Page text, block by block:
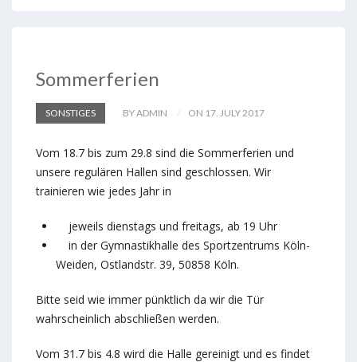
Sommerferien
SONSTIGES BY ADMIN ON 17. JULY 2017
Vom 18.7 bis zum 29.8 sind die Sommerferien und
unsere regulären Hallen sind geschlossen. Wir
trainieren wie jedes Jahr in
jeweils dienstags und freitags, ab 19 Uhr
in der Gymnastikhalle des Sportzentrums Köln-
Weiden, Ostlandstr. 39, 50858 Köln.
Bitte seid wie immer pünktlich da wir die Tür
wahrscheinlich abschließen werden.
Vom 31.7 bis 4.8 wird die Halle gereinigt und es findet